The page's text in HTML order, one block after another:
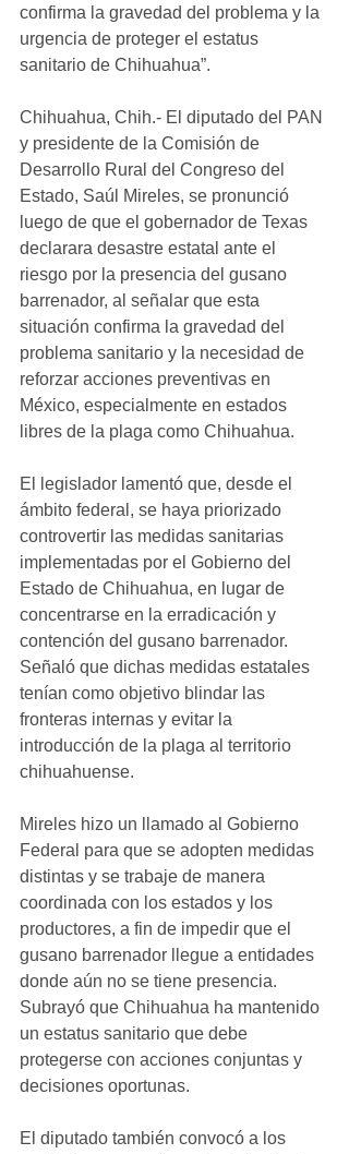
confirma la gravedad del problema y la
urgencia de proteger el estatus
sanitario de Chihuahua”.
Chihuahua, Chih.- El diputado del PAN
y presidente de la Comisión de
Desarrollo Rural del Congreso del
Estado, Saúl Mireles, se pronunció
luego de que el gobernador de Texas
declarara desastre estatal ante el
riesgo por la presencia del gusano
barrenador, al señalar que esta
situación confirma la gravedad del
problema sanitario y la necesidad de
reforzar acciones preventivas en
México, especialmente en estados
libres de la plaga como Chihuahua.
El legislador lamentó que, desde el
ámbito federal, se haya priorizado
controvertir las medidas sanitarias
implementadas por el Gobierno del
Estado de Chihuahua, en lugar de
concentrarse en la erradicación y
contención del gusano barrenador.
Señaló que dichas medidas estatales
tenían como objetivo blindar las
fronteras internas y evitar la
introducción de la plaga al territorio
chihuahuense.
Mireles hizo un llamado al Gobierno
Federal para que se adopten medidas
distintas y se trabaje de manera
coordinada con los estados y los
productores, a fin de impedir que el
gusano barrenador llegue a entidades
donde aún no se tiene presencia.
Subrayó que Chihuahua ha mantenido
un estatus sanitario que debe
protegerse con acciones conjuntas y
decisiones oportunas.
El diputado también convocó a los